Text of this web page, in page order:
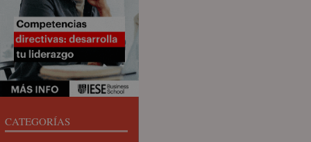
CATEGORÍAS